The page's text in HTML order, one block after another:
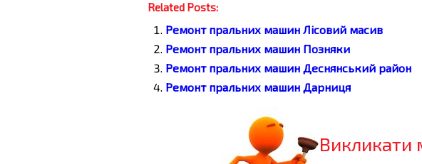
Related Posts:
Ремонт пральних машин Лісовий масив
Ремонт пральних машин Позняки
Ремонт пральних машин Деснянський район
Ремонт пральних машин Дарниця
Викликати